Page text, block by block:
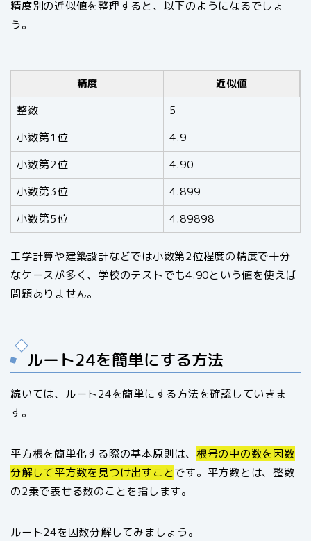
精度別の近似値を整理すると、以下のようになるでしょ
う。
精度 近似値
整数
5
小数第1位
4.9
小数第2位
4.90
小数第3位
4.899
小数第5位
4.89898
工学計算や建築設計などでは小数第2位程度の精度で十分
なケースが多く、学校のテストでも4.90という値を使えば
問題ありません。
ルート24を簡単にする方法
続いては、ルート24を簡単にする方法を確認していきま
す。
平方根を簡単化する際の基本原則は、 根号の中の数を因数
分解して平方数を見つけ出すことです。平方数とは、整数
の2乗で表せる数のことを指します。
ルート24を因数分解してみましょう。